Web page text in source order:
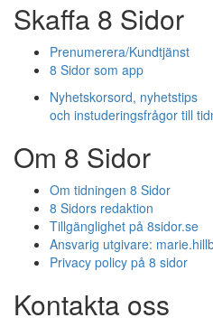
Skaffa 8 Sidor
Prenumerera/Kundtjänst
8 Sidor som app
Nyhetskorsord, nyhetstips
och instuderingsfrågor till
Om 8 Sidor
Om tidningen 8 Sidor
8 Sidors redaktion
Tillgänglighet på 8sidor.se
Ansvarig utgivare:
Privacy policy på 8 sidor
Kontakta oss